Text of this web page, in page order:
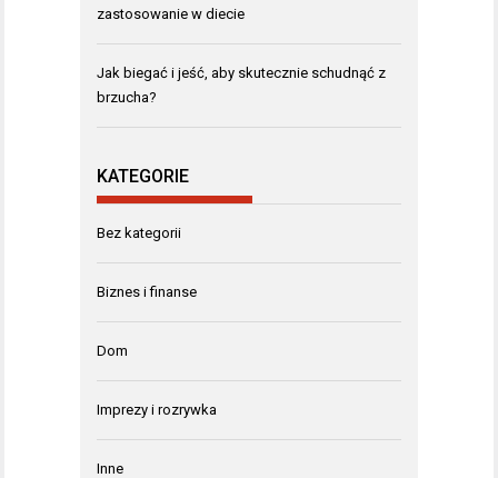
zastosowanie w diecie
Jak biegać i jeść, aby skutecznie schudnąć z
brzucha?
KATEGORIE
Bez kategorii
Biznes i finanse
Dom
Imprezy i rozrywka
Inne